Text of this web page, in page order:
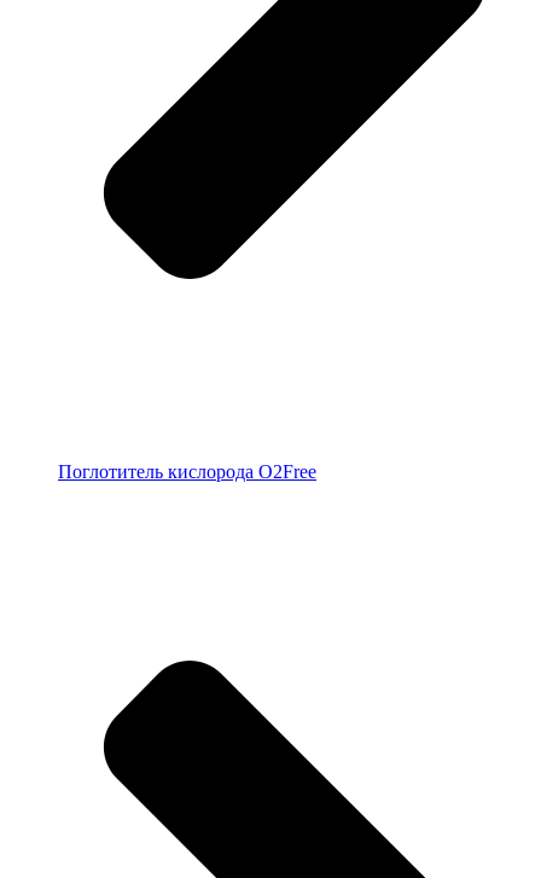
Поглотитель кислорода O2Free